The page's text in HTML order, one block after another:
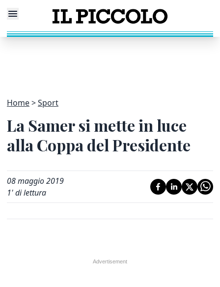
Home Sport
La Samer si mette in luce
alla Coppa del Presidente
08 maggio 2019
1' di lettura